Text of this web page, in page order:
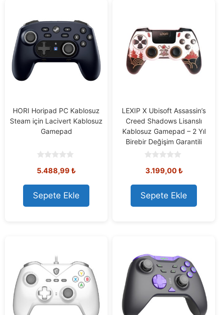
HORI Horipad PC Kablosuz
Steam için Lacivert Kablosuz
Gamepad
o
t
o
f
5
5.488,99 ₺
Sepete Ekle
LEXIP X Ubisoft Assassin’s
Creed Shadows Lisanslı
Kablosuz Gamepad – 2 Yıl
Birebir Değişim Garantili
o
t
o
f
5
3.199,00₺
Sepete Ekle